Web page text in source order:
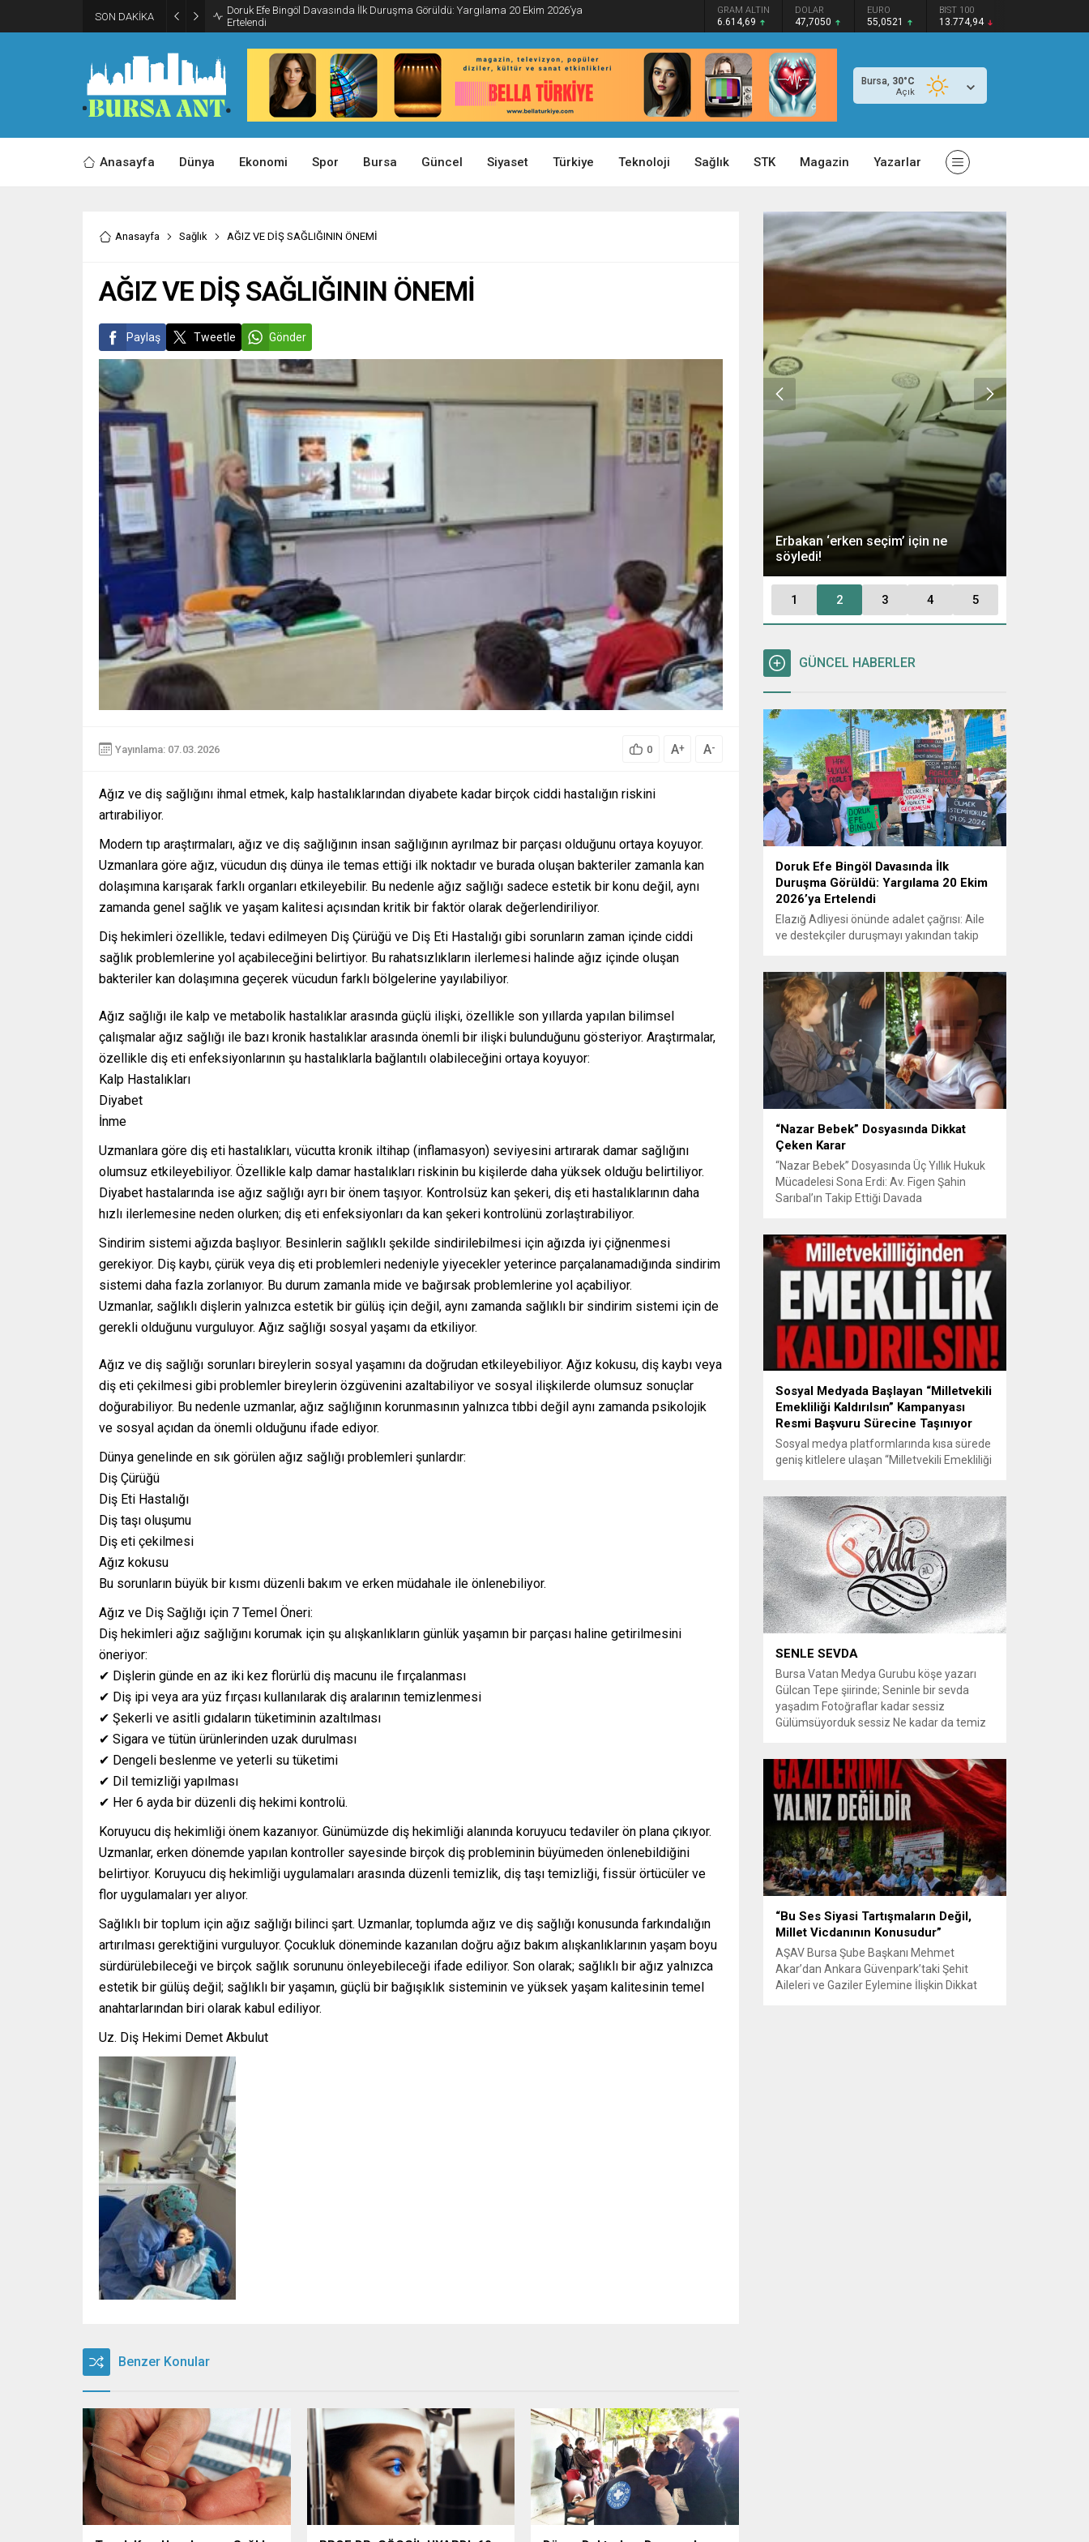
SON DAKİKA
Doruk Efe Bingöl Davasında İlk Duruşma Görüldü: Yargılama 20 Ekim 2026’ya
Ertelendi
GRAM ALTIN
6.614,69
DOLAR
47,7050
EURO
55,0521
BIST 100
13.774,94
Bursa, 30°C
Açık
Anasayfa Dünya Ekonomi Spor Bursa Güncel Siyaset Türkiye Teknoloji Sağlık STK Magazin Yazarlar
Anasayfa Sağlık AĞIZ VE DİŞ SAĞLIĞININ ÖNEMİ
AĞIZ VE DİŞ SAĞLIĞININ ÖNEMİ
Paylaş Tweetle Gönder
Yayınlama: 07.03.2026 0 A+ A-
Ağız ve diş sağlığını ihmal etmek, kalp hastalıklarından diyabete kadar birçok ciddi hastalığın riskini
artırabiliyor.
Modern tıp araştırmaları, ağız ve diş sağlığının insan sağlığının ayrılmaz bir parçası olduğunu ortaya koyuyor.
Uzmanlara göre ağız, vücudun dış dünya ile temas ettiği ilk noktadır ve burada oluşan bakteriler zamanla kan
dolaşımına karışarak farklı organları etkileyebilir. Bu nedenle ağız sağlığı sadece estetik bir konu değil, aynı
zamanda genel sağlık ve yaşam kalitesi açısından kritik bir faktör olarak değerlendiriliyor.
Diş hekimleri özellikle, tedavi edilmeyen Diş Çürüğü ve Diş Eti Hastalığı gibi sorunların zaman içinde ciddi
sağlık problemlerine yol açabileceğini belirtiyor. Bu rahatsızlıkların ilerlemesi halinde ağız içinde oluşan
bakteriler kan dolaşımına geçerek vücudun farklı bölgelerine yayılabiliyor.
Ağız sağlığı ile kalp ve metabolik hastalıklar arasında güçlü ilişki, özellikle son yıllarda yapılan bilimsel
çalışmalar ağız sağlığı ile bazı kronik hastalıklar arasında önemli bir ilişki bulunduğunu gösteriyor. Araştırmalar,
özellikle diş eti enfeksiyonlarının şu hastalıklarla bağlantılı olabileceğini ortaya koyuyor:
Kalp Hastalıkları
Diyabet
İnme
Uzmanlara göre diş eti hastalıkları, vücutta kronik iltihap (inflamasyon) seviyesini artırarak damar sağlığını
olumsuz etkileyebiliyor. Özellikle kalp damar hastalıkları riskinin bu kişilerde daha yüksek olduğu belirtiliyor.
Diyabet hastalarında ise ağız sağlığı ayrı bir önem taşıyor. Kontrolsüz kan şekeri, diş eti hastalıklarının daha
hızlı ilerlemesine neden olurken; diş eti enfeksiyonları da kan şekeri kontrolünü zorlaştırabiliyor.
Sindirim sistemi ağızda başlıyor. Besinlerin sağlıklı şekilde sindirilebilmesi için ağızda iyi çiğnenmesi
gerekiyor. Diş kaybı, çürük veya diş eti problemleri nedeniyle yiyecekler yeterince parçalanamadığında sindirim
sistemi daha fazla zorlanıyor. Bu durum zamanla mide ve bağırsak problemlerine yol açabiliyor.
Uzmanlar, sağlıklı dişlerin yalnızca estetik bir gülüş için değil, aynı zamanda sağlıklı bir sindirim sistemi için de
gerekli olduğunu vurguluyor. Ağız sağlığı sosyal yaşamı da etkiliyor.
Ağız ve diş sağlığı sorunları bireylerin sosyal yaşamını da doğrudan etkileyebiliyor. Ağız kokusu, diş kaybı veya
diş eti çekilmesi gibi problemler bireylerin özgüvenini azaltabiliyor ve sosyal ilişkilerde olumsuz sonuçlar
doğurabiliyor. Bu nedenle uzmanlar, ağız sağlığının korunmasının yalnızca tıbbi değil aynı zamanda psikolojik
ve sosyal açıdan da önemli olduğunu ifade ediyor.
Dünya genelinde en sık görülen ağız sağlığı problemleri şunlardır:
Diş Çürüğü
Diş Eti Hastalığı
Diş taşı oluşumu
Diş eti çekilmesi
Ağız kokusu
Bu sorunların büyük bir kısmı düzenli bakım ve erken müdahale ile önlenebiliyor.
Ağız ve Diş Sağlığı için 7 Temel Öneri:
Diş hekimleri ağız sağlığını korumak için şu alışkanlıkların günlük yaşamın bir parçası haline getirilmesini
öneriyor:
✔ Dişlerin günde en az iki kez florürlü diş macunu ile fırçalanması
✔ Diş ipi veya ara yüz fırçası kullanılarak diş aralarının temizlenmesi
✔ Şekerli ve asitli gıdaların tüketiminin azaltılması
✔ Sigara ve tütün ürünlerinden uzak durulması
✔ Dengeli beslenme ve yeterli su tüketimi
✔ Dil temizliği yapılması
✔ Her 6 ayda bir düzenli diş hekimi kontrolü.
Koruyucu diş hekimliği önem kazanıyor. Günümüzde diş hekimliği alanında koruyucu tedaviler ön plana çıkıyor.
Uzmanlar, erken dönemde yapılan kontroller sayesinde birçok diş probleminin büyümeden önlenebildiğini
belirtiyor. Koruyucu diş hekimliği uygulamaları arasında düzenli temizlik, diş taşı temizliği, fissür örtücüler ve
flor uygulamaları yer alıyor.
Sağlıklı bir toplum için ağız sağlığı bilinci şart. Uzmanlar, toplumda ağız ve diş sağlığı konusunda farkındalığın
artırılması gerektiğini vurguluyor. Çocukluk döneminde kazanılan doğru ağız bakım alışkanlıklarının yaşam boyu
sürdürülebileceği ve birçok sağlık sorununu önleyebileceği ifade ediliyor. Son olarak; sağlıklı bir ağız yalnızca
estetik bir gülüş değil; sağlıklı bir yaşamın, güçlü bir bağışıklık sisteminin ve yüksek yaşam kalitesinin temel
anahtarlarından biri olarak kabul ediliyor.
Uz. Diş Hekimi Demet Akbulut
Benzer Konular
Adalet Meselesidir”
Erbakan ‘erken seçim’ için ne
söyledi!
1 2 3 4 5
GÜNCEL HABERLER
Doruk Efe Bingöl Davasında İlk
Duruşma Görüldü: Yargılama 20 Ekim
2026’ya Ertelendi
Elazığ Adliyesi önünde adalet çağrısı: Aile
ve destekçiler duruşmayı yakından takip
soruşturması kapsamında açılan davanın
ilk duruşması Elazığ 2. Ağır Ceza
Mahkemesi’nde görüldü. Kamuoyunun
yakından takip ettiği davanın ilk duruşması
öncesinde, Doruk Efe Bingöl’ün ailesine
destek olmak isteyen çok...
“Nazar Bebek” Dosyasında Dikkat
Çeken Karar
“Nazar Bebek” Dosyasında Üç Yıllık Hukuk
Mücadelesi Sona Erdi: Av. Figen Şahin
Sarıbal’ın Takip Ettiği Davada
Türkiye’de uluslararası hukuk boyutlarıyla
görüldü BURSA – Avusturya’da başlayan
ve Türkiye’de yaklaşık üç yıl boyunca
devam eden “Nazar Bebek” dosyasında
yargılama süreci tamamlandı. Bursa 3.
Aile...
Sosyal Medyada Başlayan “Milletvekili
Emekliliği Kaldırılsın” Kampanyası
Resmi Başvuru Sürecine Taşınıyor
Sosyal medya platformlarında kısa sürede
geniş kitlelere ulaşan “Milletvekili Emekliliği
vatandaşlar, milletvekillerine tanınan
emeklilik haklarının yeniden düzenlenmesi
talebiyle TBMM Dilekçe Komisyonu ve
Cumhurbaşkanlığı İletişim Merkezi
(CİMER) üzerinden resmi başvurular
yapılması çağrısında bulunuyor. Son
dönemde sosyal medya platformlarında
en çok konuşulan konular arasında...
SENLE SEVDA
Bursa Vatan Medya Gurubu köşe yazarı
Gülcan Tepe şiirinde; Seninle bir sevda
yaşadım Fotoğraflar kadar sessiz
Gülümsüyorduk sessiz Ne kadar da temiz
bakışın yetiyordu gözlerime Dünyayı
tutturmaya ben de Kalbim Sen Diye çırpınıp
duruyordu Zamana yarışıyordu inat Hayata
Senle...
“Bu Ses Siyasi Tartışmaların Değil,
Millet Vicdanının Konusudur”
AŞAV Bursa Şube Başkanı Mehmet
Akar’dan Ankara Güvenpark’taki Şehit
Aileleri ve Gaziler Eylemine İlişkin Dikkat